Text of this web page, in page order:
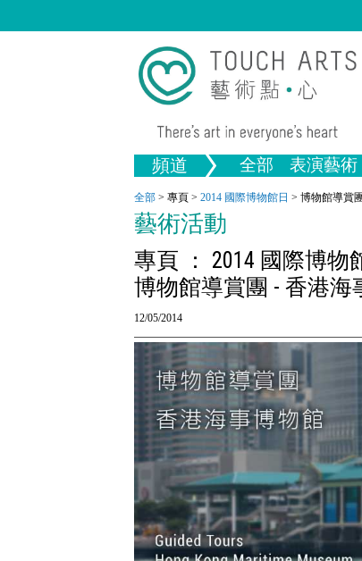
頻道 全部 表演藝術
音樂 舞蹈
繪畫 畫圖
全部視覺藝術
生活 文物
全部 > 專頁 > 2014 國際博物館日 > 博物館導賞
藝術活動
專頁 ： 2014 國際博物
博物館導賞團 - 香港海
12/05/2014